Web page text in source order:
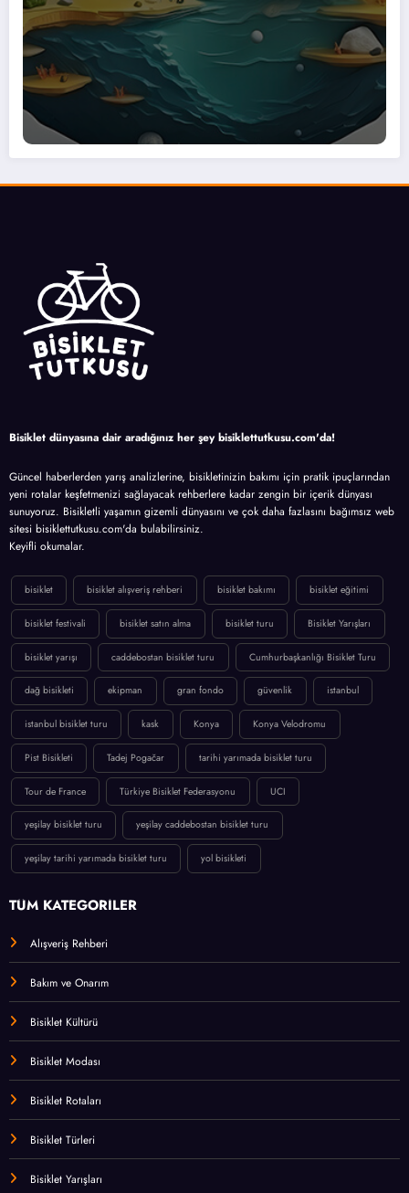
Bisiklet dünyasına dair aradığınız her şey bisiklettutkusu.com'da!
Güncel haberlerden yarış analizlerine, bisikletinizin bakımı için pratik ipuçlarından
yeni rotalar keşfetmenizi sağlayacak rehberlere kadar zengin bir içerik dünyası
sunuyoruz. Bisikletli yaşamın gizemli dünyasını ve çok daha fazlasını bağımsız web
sitesi bisiklettutkusu.com'da bulabilirsiniz.
Keyifli okumalar.
bisiklet bisiklet alışveriş rehberi bisiklet bakımı bisiklet eğitimi
bisiklet festivali bisiklet satın alma bisiklet turu Bisiklet Yarışları
bisiklet yarışı caddebostan bisiklet turu Cumhurbaşkanlığı Bisiklet Turu
dağ bisikleti ekipman gran fondo güvenlik istanbul
istanbul bisiklet turu kask Konya Konya Velodromu
Pist Bisikleti Tadej Pogačar tarihi yarımada bisiklet turu
Tour de France Türkiye Bisiklet Federasyonu UCI
yeşilay bisiklet turu yeşilay caddebostan bisiklet turu
yeşilay tarihi yarımada bisiklet turu yol bisikleti
TÜM KATEGORİLER
Alışveriş Rehberi
Bakım ve Onarım
Bisiklet Kültürü
Bisiklet Modası
Bisiklet Rotaları
Bisiklet Türleri
Bisiklet Yarışları